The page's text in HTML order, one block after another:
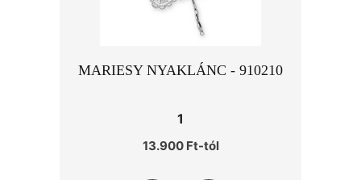
MARIESY NYAKLÁNC - 910210
1
13.900 Ft-tól